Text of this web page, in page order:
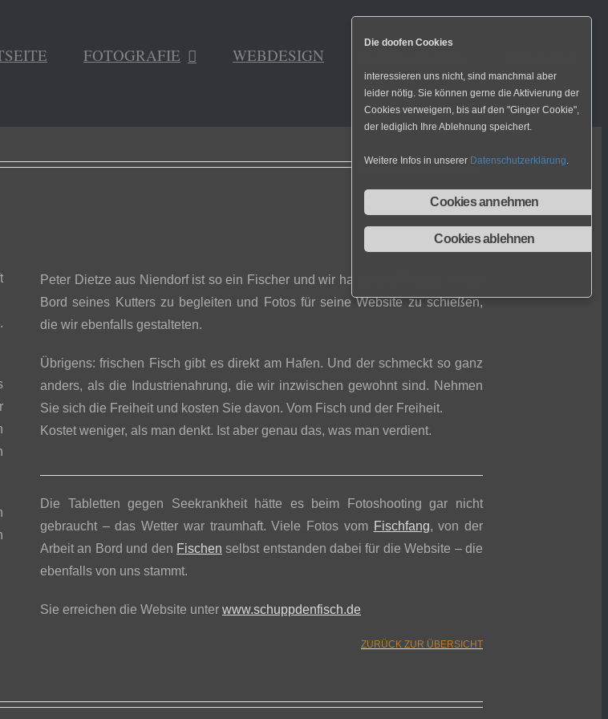
FOTOGRAFIE WEBDESIGN
Peter Dietze aus Niendorf ist so ein Fischer und wir hatten die Freude, ihn an
Bord seines Kutters zu begleiten und Fotos für seine Website zu schießen,
die wir ebenfalls gestalteten.
Übrigens: frischen Fisch gibt es direkt am Hafen. Und der schmeckt so ganz
anders, als die Industrienahrung, die wir inzwischen gewohnt sind. Nehmen
Sie sich die Freiheit und kosten Sie davon. Vom Fisch und der Freiheit.
Kostet weniger, als man denkt. Ist aber genau das, was man verdient.
Die Tabletten gegen Seekrankheit hätte es beim Fotoshooting gar nicht
gebraucht – das Wetter war traumhaft. Viele Fotos vom Fischfang, von der
Arbeit an Bord und den Fischen selbst entstanden dabei für die Website – die
ebenfalls von uns stammt.
Sie erreichen die Website unter www.schuppdenfisch.de
ZURÜCK ZUR ÜBERSICHT
Die doofen Cookies
interessieren uns nicht, sind manchmal aber
leider nötig. Sie können gerne die Aktivierung der
Cookies verweigern, bis auf den "Ginger Cookie",
der lediglich Ihre Ablehnung speichert.
Weitere Infos in unserer Datenschutzerklärung.
Cookies annehmen
Cookies ablehnen